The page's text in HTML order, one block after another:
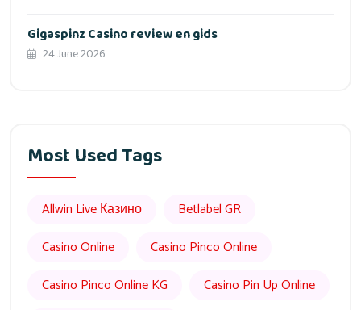
Gigaspinz Casino review en gids
24 June 2026
Most Used Tags
Allwin Live Казино
Betlabel GR
Casino Online
Casino Pinco Online
Casino Pinco Online KG
Casino Pin Up Online